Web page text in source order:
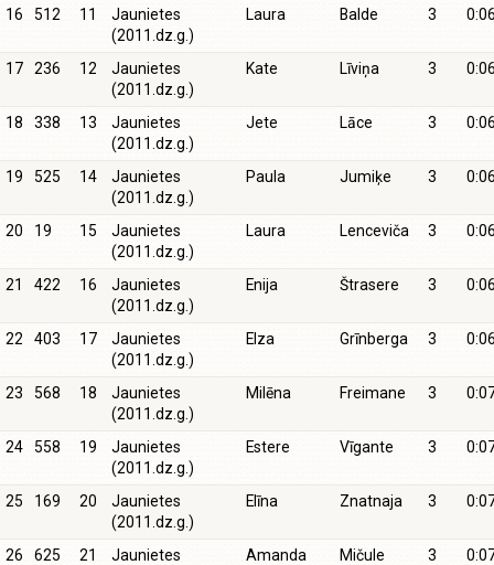
16 512 11
Jaunietes
(2011.dz.g.)
Laura Balde 3
17 236 12
Jaunietes
(2011.dz.g.)
Kate Līviņa 3
18 338 13
Jaunietes
(2011.dz.g.)
Jete Lāce 3
19 525 14
Jaunietes
(2011.dz.g.)
Paula Jumiķe 3
20 19 15
Jaunietes
(2011.dz.g.)
Laura Lenceviča 3
21 422 16
Jaunietes
(2011.dz.g.)
Enija Štrasere 3
22 403 17
Jaunietes
(2011.dz.g.)
Elza Grīnberga 3
23 568 18
Jaunietes
(2011.dz.g.)
Milēna Freimane 3
24 558 19
Jaunietes
(2011.dz.g.)
Estere Vīgante 3
25 169 20
Jaunietes
(2011.dz.g.)
Elīna Znatnaja 3
26 625 21
Jaunietes
Amanda Mičule 3